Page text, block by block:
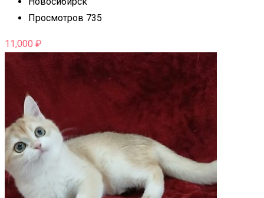
Просмотров 735
11,000 ₽